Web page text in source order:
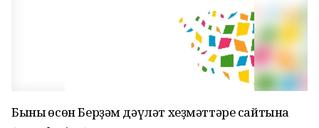
Бының өсөн Берҙәм дәүләт хеҙмәттәре сайтына